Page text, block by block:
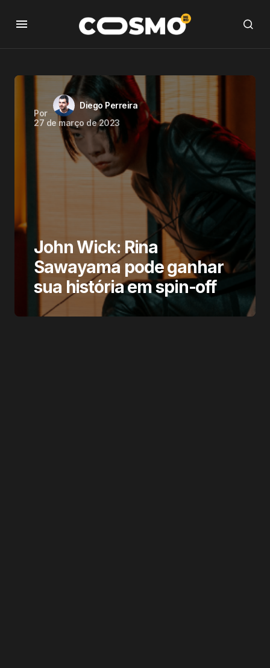
Por
Diego Perreira
27 de março de 2023
John Wick: Rina
Sawayama pode ganhar
sua história em spin-off